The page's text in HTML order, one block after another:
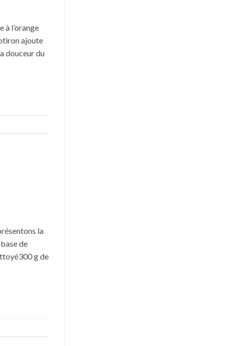
à l’orange
ajoute
douceur du
la
de
g de